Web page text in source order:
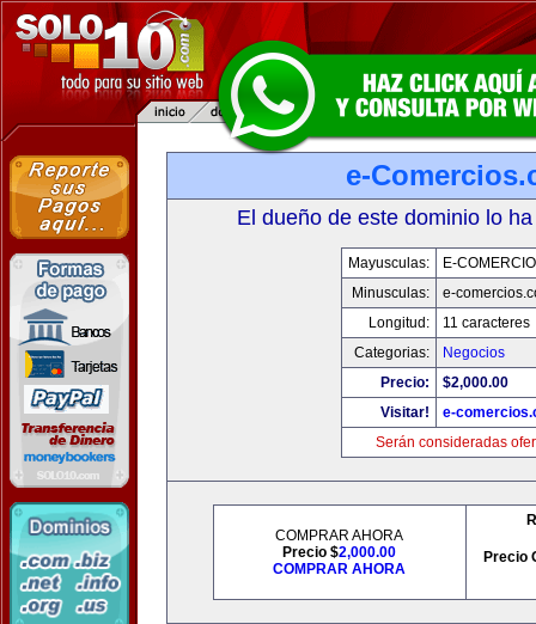
e-
El dueño de este dominio lo
Mayusculas:
E-
Minusculas:
e-
Longitud:
11 caracteres
Categorias:
Negocios
Precio:
$2,000.00
Visitar!
e-
Serán consideradas
COMPRAR AHORA
Precio $2,000.00
COMPRAR AHORA
Precio